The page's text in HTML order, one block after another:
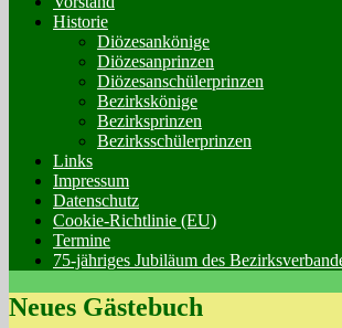
Historie
Diözesankönige
Diözesanprinzen
Diözesanschülerprinzen
Bezirkskönige
Bezirksprinzen
Bezirksschülerprinzen
Links
Impressum
Datenschutz
Cookie-Richtlinie (EU)
Termine
75-jähriges Jubiläum des
Neues Gästebuch